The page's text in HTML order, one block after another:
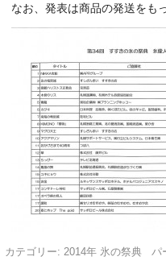
なお、発表は商品の発送をも
カテゴリー:2014年 氷の祭典 パ